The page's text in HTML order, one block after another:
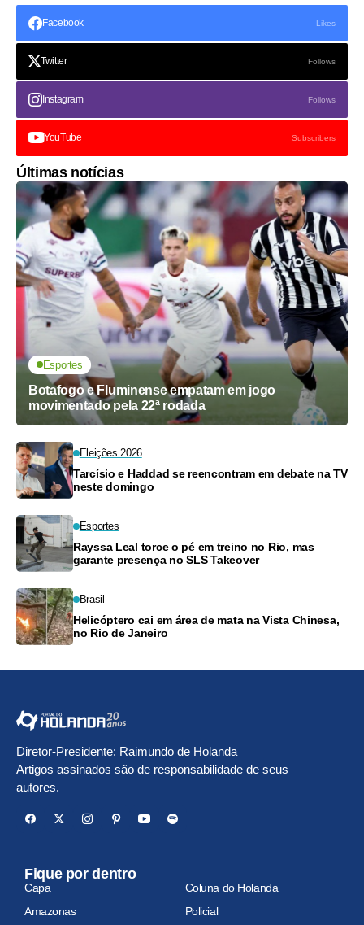
Facebook Likes
Twitter Follows
Instagram Follows
YouTube Subscribers
Últimas notícias
Esportes
Botafogo e Fluminense empatam em jogo
movimentado pela 22ª rodada
Eleições 2026
Tarcísio e Haddad se reencontram em debate na TV
neste domingo
Esportes
Rayssa Leal torce o pé em treino no Rio, mas
garante presença no SLS Takeover
Brasil
Helicóptero cai em área de mata na Vista Chinesa,
no Rio de Janeiro
Diretor-Presidente: Raimundo de Holanda
Artigos assinados são de responsabilidade de seus
autores.
Fique por dentro
Capa
Coluna do Holanda
Amazonas
Policial